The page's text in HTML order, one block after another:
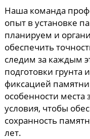
Наша команда
опыт в установке
планируем и
обеспечить
следим за каждым
подготовки грунта
фиксацией
особенности места
условия, чтобы
сохранность
лет.